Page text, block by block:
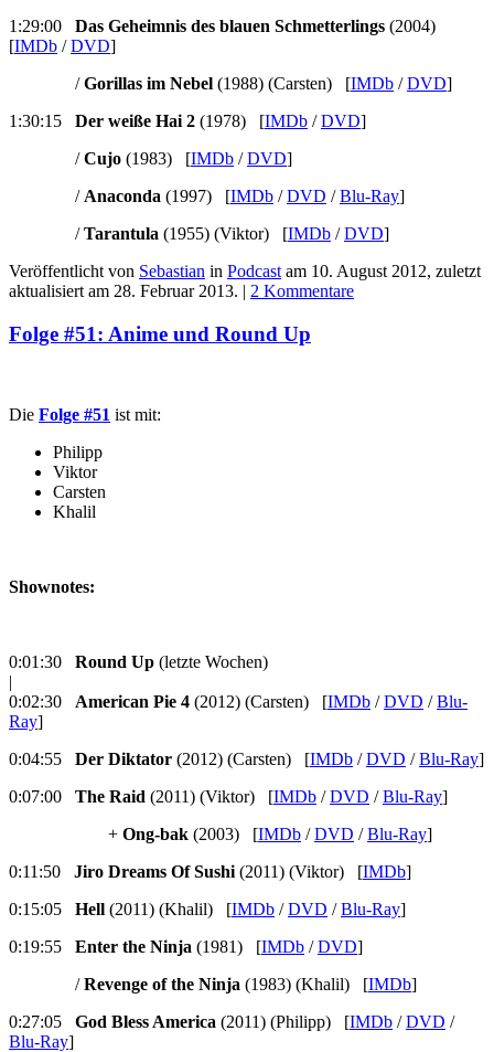
1:29:00 Das Geheimnis des blauen Schmetterlings (2004)
[IMDb /DVD]
/Gorillas im Nebel (1988) (Carsten) [IMDb /DVD]
1:30:15 Der weiße Hai 2 (1978) [IMDb /DVD]
/Cujo (1983) [IMDb /DVD]
/ Anaconda (1997) [IMDb /DVD /Blu-Ray]
/Tarantula (1955) (Viktor) [IMDb /DVD]
Veröffentlicht von Sebastian in Podcast am 10. August 2012, zuletzt
aktualisiert am 28. Februar 2013. | 2 Kommentare
Folge #51: Anime und Round Up
Die Folge #51 ist mit:
Philipp
Viktor
Carsten
Khalil
Shownotes:
0:01:30 Round Up (letzte Wochen)
|
0:02:30 American Pie 4 (2012) (Carsten) [IMDb /DVD /Blu-
Ray]
0:04:55 Der Diktator (2012) (Carsten) [IMDb /DVD /Blu-Ray]
0:07:00 The Raid (2011) (Viktor) [IMDb /DVD /Blu-Ray]
+ Ong-bak (2003) [IMDb /DVD /Blu-Ray]
0:11:50 Jiro Dreams Of Sushi (2011) (Viktor) [IMDb]
0:15:05 Hell (2011) (Khalil) [IMDb /DVD /Blu-Ray]
0:19:55 Enter the Ninja (1981) [IMDb /DVD]
/Revenge of the Ninja (1983) (Khalil) [IMDb]
0:27:05 God Bless America (2011) (Philipp) [IMDb /DVD /
Blu-Ray]